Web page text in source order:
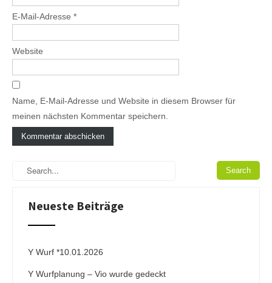
E-Mail-Adresse *
Website
Name, E-Mail-Adresse und Website in diesem Browser für
meinen nächsten Kommentar speichern.
Neueste Beiträge
Y Wurf *10.01.2026
Y Wurfplanung – Vio wurde gedeckt